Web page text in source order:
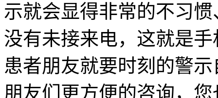
示就会显得非常的不习
没有未接来电，这就是
患者朋友就要时刻的警
朋友们更方便的咨询，